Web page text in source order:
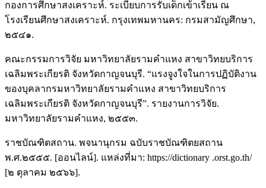
กองการศึกษาสงเคราะห์. ระเบียบการรับเด็กเข้าเรียน ณ
โรงเรียนศึกษาสงเคราะห์. กรุงเทพมหานคร: กรมสามัญศึกษา,
๒๕๔๑.
คณะกรรมการวิจัย มหาวิทยาลัยรามคำแหง สาขาวิทยบริการ
เฉลิมพระเกียรติ จังหวัดกาญจนบุรี. “แรงจูงใจในการปฏิบัติงาน
ของบุคลากรมหาวิทยาลัยรามคำแหง สาขาวิทยบริการ
เฉลิมพระเกียรติ จังหวัดกาญจนบุรี”. รายงานการวิจัย.
มหาวิทยาลัยรามคำแหง, ๒๕๕๓.
ราชบัณฑิตสถาน. พจนานุกรม ฉบับราชบัณฑิตยสถาน
พ.ศ.๒๕๕๕. [ออนไลน์]. แหล่งที่มา: https://dictionary .orst.go.th/
[๒ ตุลาคม ๒๕๖๖].